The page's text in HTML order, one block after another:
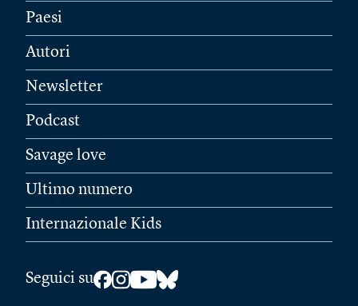
Paesi
Autori
Newsletter
Podcast
Savage love
Ultimo numero
Internazionale Kids
Seguici su